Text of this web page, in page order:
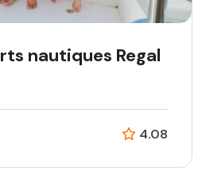
nautiques Regal
4.08